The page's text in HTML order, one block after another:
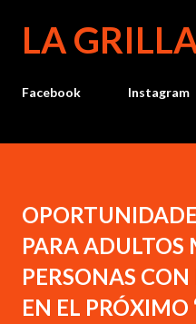
LA
Facebook Instagram
PARA ADULTOS
PERSONAS
EN EL PRÓXIMO